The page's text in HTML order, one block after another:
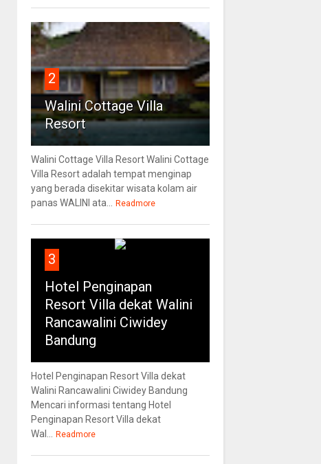
2
Walini Cottage Villa
Resort
Walini Cottage Villa Resort Walini Cottage
Villa Resort adalah tempat menginap
yang berada disekitar wisata kolam air
panas WALINI ata... Readmore
3
Hotel Penginapan
Resort Villa dekat Walini
Rancawalini Ciwidey
Bandung
Hotel Penginapan Resort Villa dekat
Walini Rancawalini Ciwidey Bandung
Mencari informasi tentang Hotel
Penginapan Resort Villa dekat
Wal... Readmore